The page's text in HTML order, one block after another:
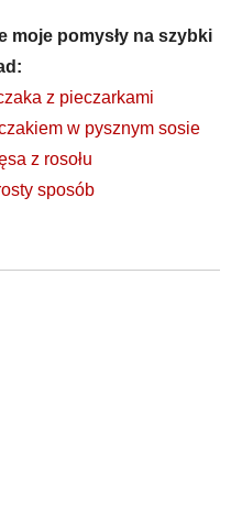
moje pomysły na szybki
z pieczarkami
w pysznym sosie
z rosołu
sposób